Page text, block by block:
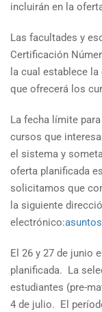
incluirán en la
Las facultades y
Certificación
la cual establece
que ofrecerá los
La fecha límite
cursos que
el sistema y
oferta planificada
solicitamos que
la siguiente
electrónico:
El 26 y 27 de junio
planificada. La
estudiantes (pre-
4 de julio. El